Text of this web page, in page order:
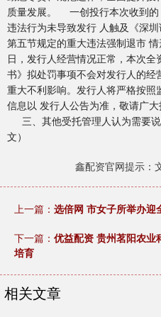
质量发展。 一创投行本次收到的
违法行为未导致发行 人触及《深
第五节规定的重大违法强制退市
日，发行人经营情况正常，本次
书》拟处罚事项不会对发行人的
重大不利影响。发行人将严格按
信息以 发行人公告为准，敬请广
三、其他受托管理人认为需
文）
鑫配资官网提示：
上一篇： 选倍网 市女子所举办迎
下一篇： 优益配资 贵州茗阳农业
培育
相关文章